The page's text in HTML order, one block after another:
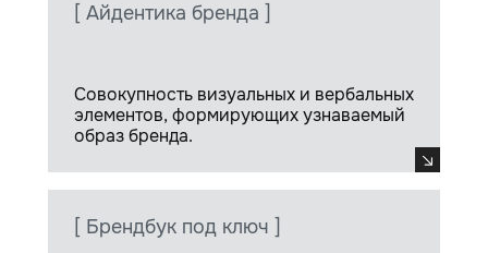
[ Брендбук под ключ ]
Совокупность визуальных и вербальных
элементов, формирующих узнаваемый
образ бренда.
[ Айдентика бренда ]